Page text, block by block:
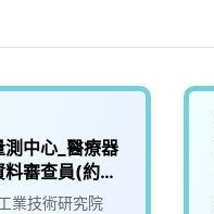
測中心_醫療器
審查員(約聘
業技術研究院